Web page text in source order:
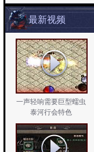
最新视频
一声轻响需要巨型蠕虫
泰河行会特色